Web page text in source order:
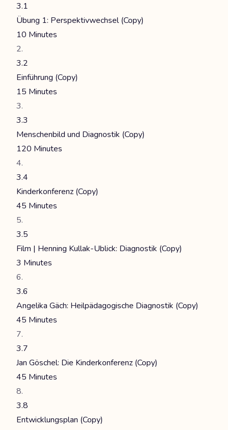
3.1
Übung 1: Perspektivwechsel (Copy)
10 Minutes
3.2
Einführung (Copy)
15 Minutes
3.3
Menschenbild und Diagnostik (Copy)
120 Minutes
3.4
Kinderkonferenz (Copy)
45 Minutes
3.5
Film | Henning Kullak-Ublick: Diagnostik (Copy)
3 Minutes
3.6
Angelika Gäch: Heilpädagogische Diagnostik (Copy)
45 Minutes
3.7
Jan Göschel: Die Kinderkonferenz (Copy)
45 Minutes
3.8
Entwicklungsplan (Copy)